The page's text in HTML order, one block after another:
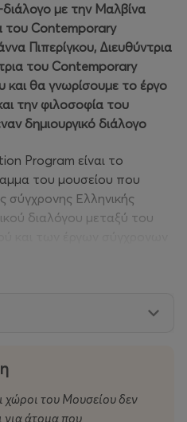
με την Mαλβίνα
του Contemporary
Πιπερίγκου, Διευθύντρια
του Contemporary
θα γνωρίσουμε το έργο
την φιλοσοφία του
δημιουργικό διάλογο
Program είναι το
του μουσείου που
σύγχρονης Ελληνικής
διαλόγου μεταξύ του
μία εικαστική
έργα, τα κεραμικά
Παναγιωτίδη
με μια λιγότερο γνωστή
χώροι του Μουσείου δεν
για άτομα που